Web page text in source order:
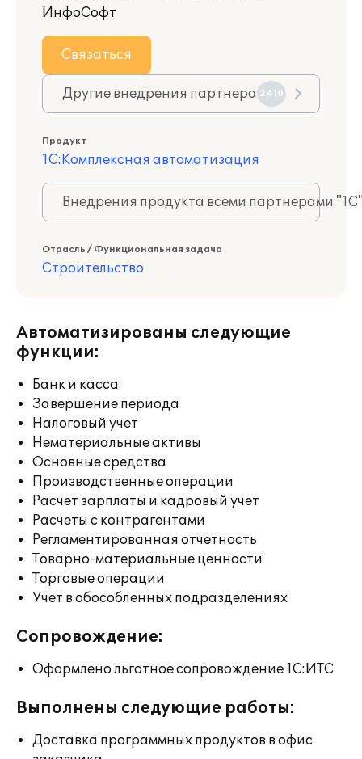
ИнфоСофт
Связаться
Другие внедрения партнера 2410
Продукт
1С:Комплексная автоматизация
Внедрения продукта всеми партнерами
Отрасль / Функциональная задача
Строительство
Автоматизированы следующие
функции:
Банк и касса
Завершение периода
Налоговый учет
Нематериальные активы
Основные средства
Производственные операции
Расчет зарплаты и кадровый учет
Расчеты с контрагентами
Регламентированная отчетность
Товарно-материальные ценности
Торговые операции
Учет в обособленных подразделениях
Сопровождение:
Оформлено льготное сопровождение 1С:ИТС
Выполнены следующие работы:
Доставка программных продуктов в офис